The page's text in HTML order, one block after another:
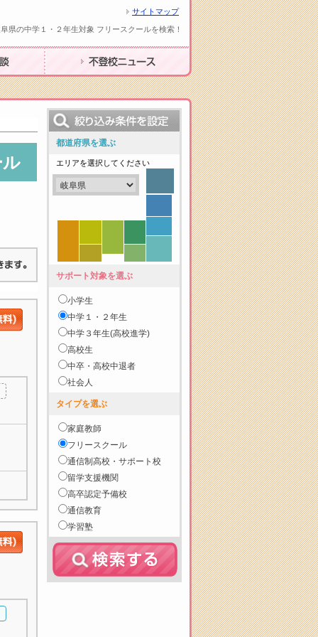
サイトマップ
県の中学１・２年生対象 フリースクールを検索！
不登校ニュース
都道府県を選ぶ
エリアを選択してください
サポート対象を選ぶ
小学生
中学１・２年生
中学３年生(高校進学)
高校生
中卒・高校中退者
社会人
タイプを選ぶ
家庭教師
フリースクール
通信制高校・サポート校
留学支援機関
高卒認定予備校
通信教育
学習塾